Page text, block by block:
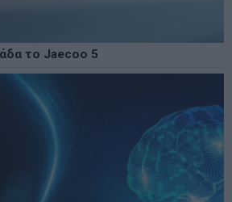
το Jaecoo 5